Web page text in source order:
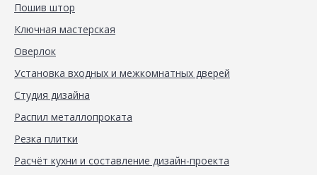
Пошив штор
Ключная мастерская
Оверлок
Установка входных и межкомнатных дверей
Студия дизайна
Распил металлопроката
Резка плитки
Расчёт кухни и составление дизайн-проекта